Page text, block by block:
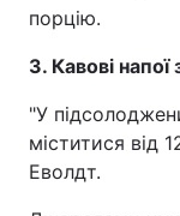
порцію.
3. Кавові
"У
міститися від
Еволдт.